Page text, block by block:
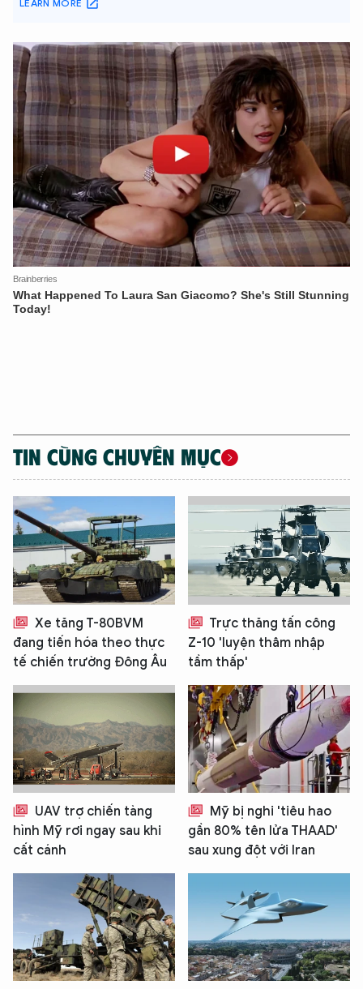
TIN CÙNG CHUYÊN MỤC
Xe tăng T-80BVM
đang tiến hóa theo thực
tế chiến trường Đông Âu
Trực thăng tấn công
Z-10 'luyện thâm nhập
tầm thấp'
UAV trợ chiến tàng
hình Mỹ rơi ngay sau khi
cất cánh
Mỹ bị nghi 'tiêu hao
gần 80% tên lửa THAAD'
sau xung đột với Iran
XIN CHÀO,
TÔI LÀ CHATBOT CỦA
Hãy hỏi tôi bất kỳ điều gì bạn cần biết về
An Ninh Thủ Đô nhé. Tôi sẵn sàng hỗ trợ!